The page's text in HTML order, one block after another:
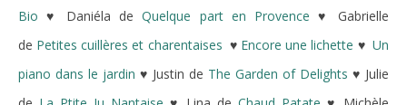
Bio ♥ Daniéla deQuelque part en Provence ♥ Gabrielle
de Petites cuillères et charentaises ♥ Encore une lichette ♥Un
piano dans le jardin ♥ Justin de The Garden of Delights ♥ Julie